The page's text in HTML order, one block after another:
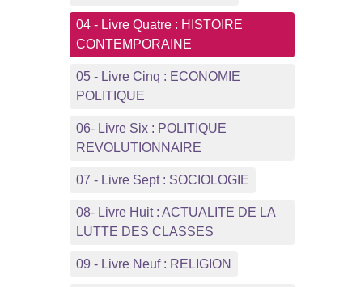
04 - Livre Quatre : HISTOIRE
CONTEMPORAINE
05 - Livre Cinq : ECONOMIE
POLITIQUE
06- Livre Six : POLITIQUE
REVOLUTIONNAIRE
07 - Livre Sept : SOCIOLOGIE
08- Livre Huit : ACTUALITE DE LA
LUTTE DES CLASSES
09 - Livre Neuf : RELIGION